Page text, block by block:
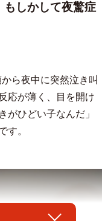
しかして夜驚症
ら夜中に突然泣き叫
応が薄く、目を開け
がひどい子なんだ」
す。